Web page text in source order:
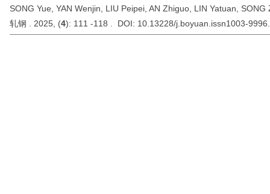
SONG Yue, YAN Wenjin, LIU Peipei, AN Zhiguo, LIN Yatuan, SONG
轧钢 . 2025, (4): 111 -118 . DOI: 10.13228/j.boyuan.issn1003-